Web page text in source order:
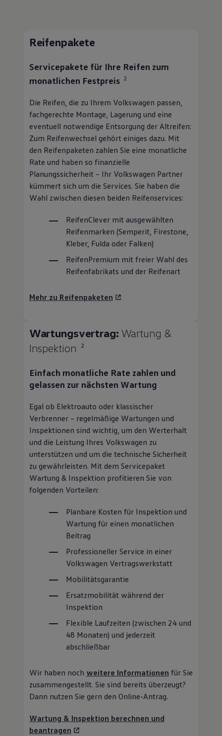
Reifenpakete
Servicepakete für Ihre Reifen zum
monatlichen Festpreis 2
Die Reifen, die zu Ihrem Volkswagen passen,
fachgerechte Montage, Lagerung und eine
eventuell notwendige Entsorgung der Altreifen:
Zum Reifenwechsel gehört einiges dazu. Mit
den Reifenpaketen zahlen Sie eine monatliche
Rate und haben so finanzielle
Planungssicherheit – Ihr Volkswagen Partner
kümmert sich um die Services. Sie haben die
Wahl zwischen diesen beiden Reifenservices:
ReifenClevermit ausgewählten
Reifenmarken (Semperit, Firestone,
Kleber, Fulda oder Falken)
ReifenPremium mit freier Wahl des
Reifenfabrikats und der Reifenart
Mehr zu Reifenpaketen
Wartungsvertrag: Wartung &
Inspektion
2
Einfach monatliche Rate zahlen und
gelassen zur nächsten Wartung
Egal ob Elektroauto oder klassischer
Verbrenner – regelmäßige Wartungen und
Inspektionen sind wichtig, um den Werterhalt
und die Leistung Ihres Volkswagen zu
unterstützen und um die technische Sicherheit
zu gewährleisten. Mit dem Servicepaket
Wartung & Inspektion profitieren Sie von
folgenden Vorteilen:
Planbare Kosten für Inspektion und
Wartung für einen monatlichen
Beitrag
Professioneller Service in einer
Volkswagen Vertragswerkstatt
Mobilitätsgarantie
Ersatzmobilität während der
Inspektion
Flexible Laufzeiten (zwischen 24 und
48 Monaten) und jederzeit
abschließbar
Wir haben noch weitere Informationen für Sie
zusammengestellt. Sie sind bereits überzeugt?
Dann nutzen Sie gern den Online-Antrag.
Wartung & Inspektion berechnen und
beantragen